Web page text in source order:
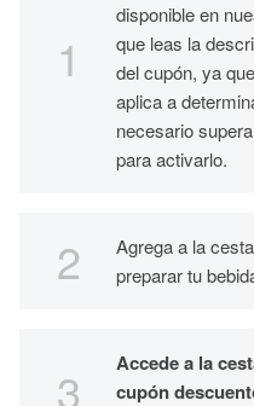
disponible en
que leas la
del cupón, ya
aplica a
necesario
para activarlo.
Agrega a la
preparar tu
Accede a la
cupón